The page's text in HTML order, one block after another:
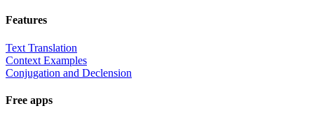
Features
Text Translation
Context Examples
Conjugation and Declension
Free apps